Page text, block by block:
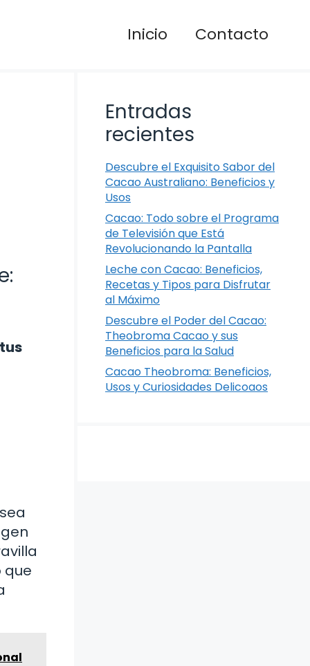
Inicio Contacto
que
Entradas
recientes
Descubre el Exquisito Sabor del
Cacao Australiano: Beneficios y
Usos
Cacao: Todo sobre el Programa
de Televisión que Está
Revolucionando la Pantalla
Leche con Cacao: Beneficios,
Recetas y Tipos para Disfrutar
al Máximo
Descubre el Poder del Cacao:
Theobroma Cacao y sus
Beneficios para la Salud
Cacao Theobroma: Beneficios,
Usos y Curiosidades Delicoaos